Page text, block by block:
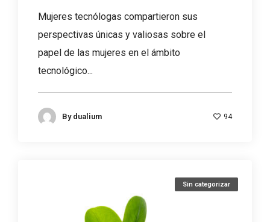
Mujeres tecnólogas compartieron sus
perspectivas únicas y valiosas sobre el
papel de las mujeres en el ámbito
tecnológico...
By dualium 94
Sin categorizar